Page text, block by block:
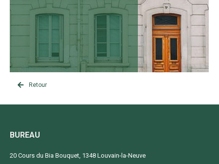
Retour
BUREAU
20 Cours du Bia Bouquet, 1348 Louvain-la-Neuve